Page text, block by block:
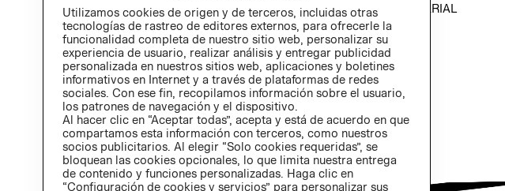
POLÍTICA EMPRESARIAL
Utilizamos cookies de origen y de terceros, incluidas otras
tecnologías de rastreo de editores externos, para ofrecerle la
funcionalidad completa de nuestro sitio web, personalizar su
experiencia de usuario, realizar análisis y entregar publicidad
personalizada en nuestros sitios web, aplicaciones y boletines
informativos en Internet y a través de plataformas de redes
sociales. Con ese fin, recopilamos información sobre el usuario,
los patrones de navegación y el dispositivo.
Al hacer clic en “Aceptar todas”, acepta y está de acuerdo en que
compartamos esta información con terceros, como nuestros
socios publicitarios. Al elegir “Solo cookies requeridas”, se
bloquean las cookies opcionales, lo que limita nuestra entrega
de contenido y funciones personalizadas. Haga clic en
“Configuración de cookies y servicios” para personalizar sus